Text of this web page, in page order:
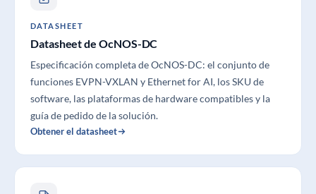
DATASHEET
Datasheet de OcNOS-DC
Especificación completa de OcNOS-DC: el conjunto de
funciones EVPN-VXLAN y Ethernet for AI, los SKU de
software, las plataformas de hardware compatibles y la
guía de pedido de la solución.
Obtener el datasheet